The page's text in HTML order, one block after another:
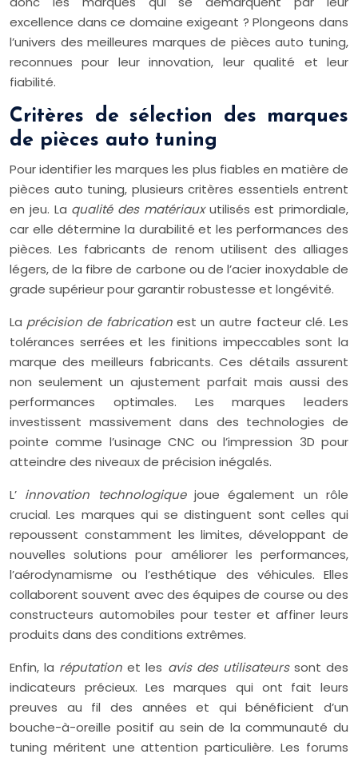
excellence dans ce domaine exigeant ? Plongeons dans
l’univers des meilleures marques de pièces auto tuning,
reconnues pour leur innovation, leur qualité et leur
fiabilité.
Critères de sélection des marques
de pièces auto tuning
Pour identifier les marques les plus fiables en matière de
pièces auto tuning, plusieurs critères essentiels entrent
en jeu. La qualité des matériauxutilisés est primordiale,
car elle détermine la durabilité et les performances des
pièces. Les fabricants de renom utilisent des alliages
légers, de la fibre de carbone ou de l’acier inoxydable de
grade supérieur pour garantir robustesse et longévité.
La précision de fabrication est un autre facteur clé. Les
tolérances serrées et les finitions impeccables sont la
marque des meilleurs fabricants. Ces détails assurent
non seulement un ajustement parfait mais aussi des
performances optimales. Les marques leaders
investissent massivement dans des technologies de
pointe comme l’usinage CNC ou l’impression 3D pour
atteindre des niveaux de précision inégalés.
L’ innovation technologiquejoue également un rôle
crucial. Les marques qui se distinguent sont celles qui
repoussent constamment les limites, développant de
nouvelles solutions pour améliorer les performances,
l’aérodynamisme ou l’esthétique des véhicules. Elles
collaborent souvent avec des équipes de course ou des
constructeurs automobiles pour tester et affiner leurs
produits dans des conditions extrêmes.
Enfin, la réputationet les avis des utilisateurs sont des
indicateurs précieux. Les marques qui ont fait leurs
preuves au fil des années et qui bénéficient d’un
bouche-à-oreille positif au sein de la communauté du
tuning méritent une attention particulière. Les forums